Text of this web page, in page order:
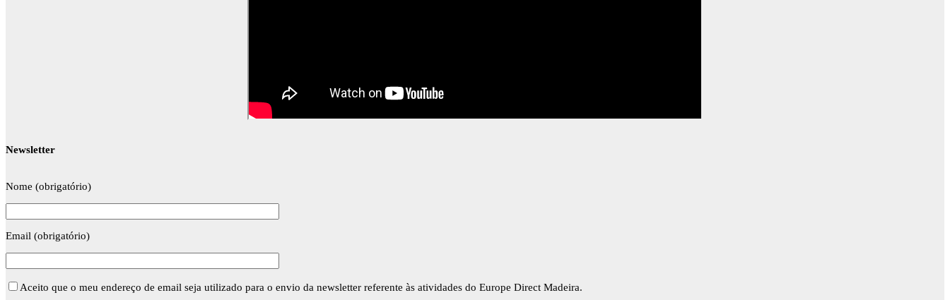
Newsletter
Nome (obrigatório)
Email (obrigatório)
Aceito que o meu endereço de email seja utilizado para o envio da newsletter referente às atividades do Europe Direct Madeira.